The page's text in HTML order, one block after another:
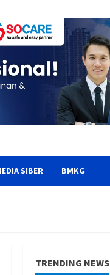
SIBER BMKG
TRENDING NEWS